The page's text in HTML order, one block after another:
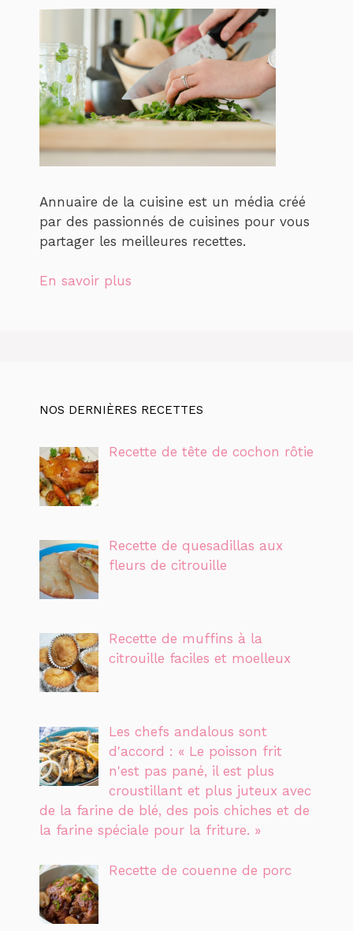
Annuaire de la cuisine est un média créé
par des passionnés de cuisines pour vous
partager les meilleures recettes.
En savoir plus
NOS DERNIÈRES RECETTES
Recette de tête de cochon rôtie
Recette de quesadillas aux
fleurs de citrouille
Recette de muffins à la
citrouille faciles et moelleux
Les chefs andalous sont
d'accord : « Le poisson frit
n'est pas pané, il est plus
croustillant et plus juteux avec
de la farine de blé, des pois chiches et de
la farine spéciale pour la friture. »
Recette de couenne de porc